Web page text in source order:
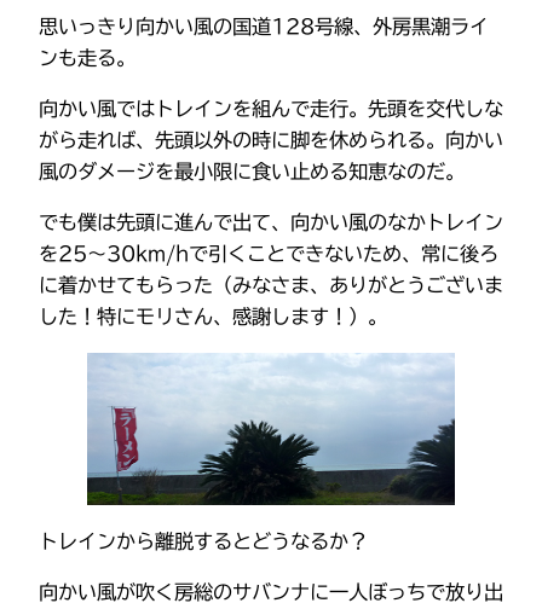
思いっきり向かい風の国道128号線、外房黒潮ライ
ンも走る。
向かい風ではトレインを組んで走行。先頭を交代しな
がら走れば、先頭以外の時に脚を休められる。向かい
風のダメージを最小限に食い止める知恵なのだ。
でも僕は先頭に進んで出て、向かい風のなかトレイン
を25～30km/hで引くことできないため、常に後ろ
に着かせてもらった（みなさま、ありがとうございま
した！特にモリさん、感謝します！）。
トレインから離脱するとどうなるか？
向かい風が吹く房総のサバンナに一人ぼっちで放り出